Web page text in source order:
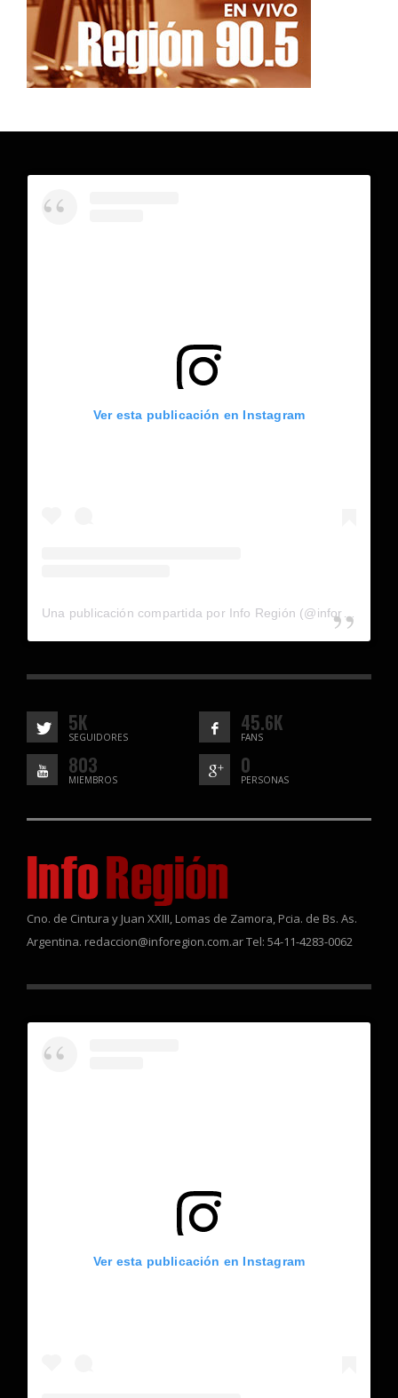
Ver esta publicación en Instagram
5K
SEGUIDORES
45.6K
FANS
803
MIEMBROS
0
PERSONAS
Cno. de Cintura y Juan XXIII, Lomas de Zamora, Pcia. de Bs. As.
Argentina. redaccion@inforegion.com.ar Tel: 54-11-4283-0062
Ver esta publicación en Instagram